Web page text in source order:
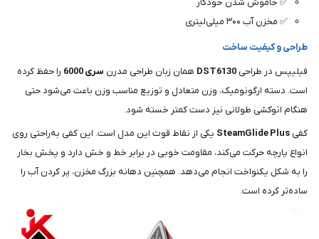
✅ مخزن آب ۳۰۰ میلی‌لیتری
طراحی و کیفیت ساخت
فیلیپس در طراحی DST6130 همان زبان طراحی مدرن سری 6000
را حفظ کرده
است. دسته ارگونومیک، وزن متعادل و توزیع مناسب وزن باعث می‌شود حتی
هنگام اتوکشی طولانی نیز دست کمتر خسته شود.
کفی SteamGlide Plus یکی از نقاط قوت این مدل است. این کفی به‌راحتی روی
انواع پارچه حرکت می‌کند، مقاومت خوبی در برابر خط و خش دارد و پخش بخار
را به شکل یکنواخت انجام می‌دهد. همچنین دهانه بزرگ مخزن، پر کردن آب را
ساده‌تر کرده است.